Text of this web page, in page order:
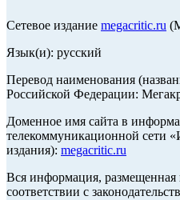
Сетевое издание megacritic.ru
Язык(и): русский
Перевод наименования
Российской Федерации:
Доменное имя сайта в
телекоммуникационной сети
издания): megacritic.ru
Вся информация, размещенная
соответствии с